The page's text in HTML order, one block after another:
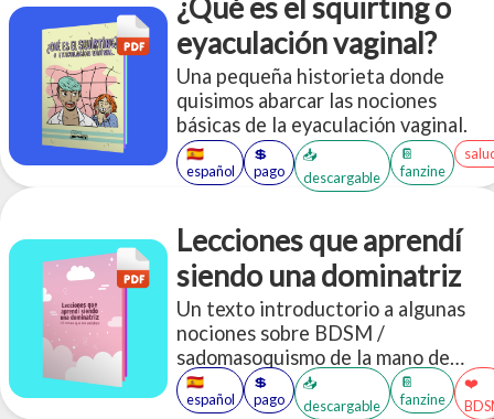
¿Qué es el squirting o
eyaculación vaginal?
Una pequeña historieta donde
quisimos abarcar las nociones
básicas de la eyaculación vaginal.
🇪🇸
español
💲
pago
📥
descargable
📔
fanzine
Lecciones que aprendí
siendo una dominatriz
Un texto introductorio a algunas
nociones sobre BDSM /
sadomasoquismo de la mano de
Mitsu Mark, una conocida
Dominatriz.
🇪🇸
español
💲
pago
📥
descargable
📔
fanzine
❤️